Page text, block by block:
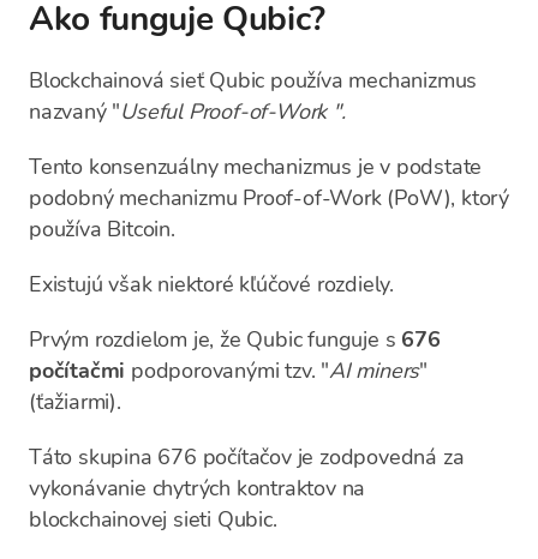
Ako funguje Qubic?
Blockchainová sieť Qubic používa mechanizmus
nazvaný "Useful Proof-of-Work ".
Tento konsenzuálny mechanizmus je v podstate
podobný mechanizmu Proof-of-Work (PoW), ktorý
používa Bitcoin.
Existujú však niektoré kľúčové rozdiely.
Prvým rozdielom je, že Qubic funguje s 676
počítačmi podporovanými tzv. "AI miners"
(ťažiarmi).
Táto skupina 676 počítačov je zodpovedná za
vykonávanie chytrých kontraktov na
blockchainovej sieti Qubic.